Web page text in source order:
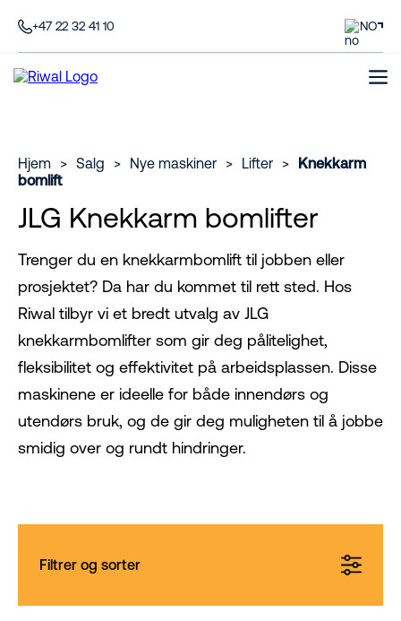
+47 22 32 41 10 NO
Hjem > Salg > Nye maskiner > Lifter >
Knekkarm
bomlift
JLG Knekkarm bomlifter
Trenger du en knekkarmbomlift til jobben eller
prosjektet? Da har du kommet til rett sted. Hos
Riwal tilbyr vi et bredt utvalg av JLG
knekkarmbomlifter som gir deg pålitelighet,
fleksibilitet og effektivitet på arbeidsplassen. Disse
maskinene er ideelle for både innendørs og
utendørs bruk, og de gir deg muligheten til å jobbe
smidig over og rundt hindringer.
Filtrer og sorter